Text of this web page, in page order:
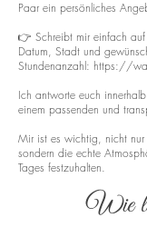
Paar ein persönliches
👉 Schreibt mir einfach
Datum, Stadt und
Stundenanzahl: https://
Ich antworte euch
einem passenden und
Mir ist es wichtig, nicht nur
sondern die echte
Tages festzuhalten.
Wie